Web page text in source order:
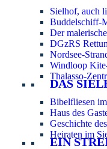
Sielhof, auch
Buddelschiff-
Der
DGzRS
Nordsee-
Windloop
Thalasso-
DAS
Bibelfliesen
Haus des
Geschichte
Heiraten im
EIN